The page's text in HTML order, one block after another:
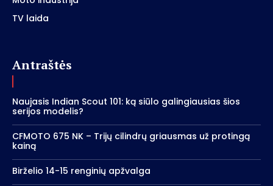
TV laida
Antraštės
Naujasis Indian Scout 101: ką siūlo galingiausias šios
serijos modelis?
CFMOTO 675 NK – Trijų cilindrų griausmas už protingą
kainą
Birželio 14-15 renginių apžvalga